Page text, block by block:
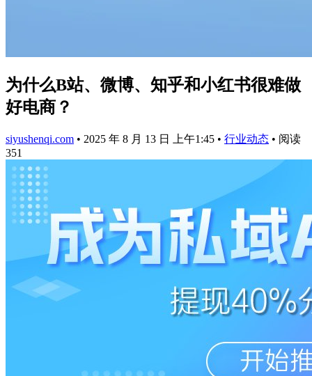
为什么B站、微博、知乎和小红书很难做
好电商？
siyushenqi.com • 2025 年 8 月 13 日 上午1:45 • 行业动态 • 阅读
351